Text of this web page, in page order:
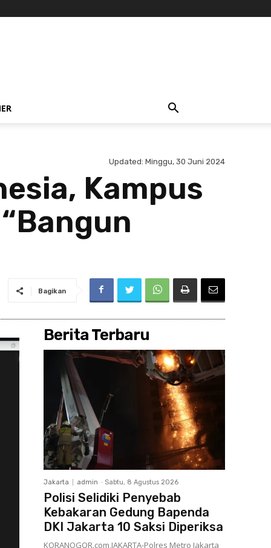
Updated: Minggu, 30 Juni 2024
Kampus
Bagikan
Berita Terbaru
Jakarta admin - Sabtu, 8 Agustus 2026
Polisi Selidiki Penyebab
Kebakaran Gedung Bapenda
DKI Jakarta 10 Saksi Diperiksa
KORANOGOR.com,JAKARTA-Polres Metro Jakarta